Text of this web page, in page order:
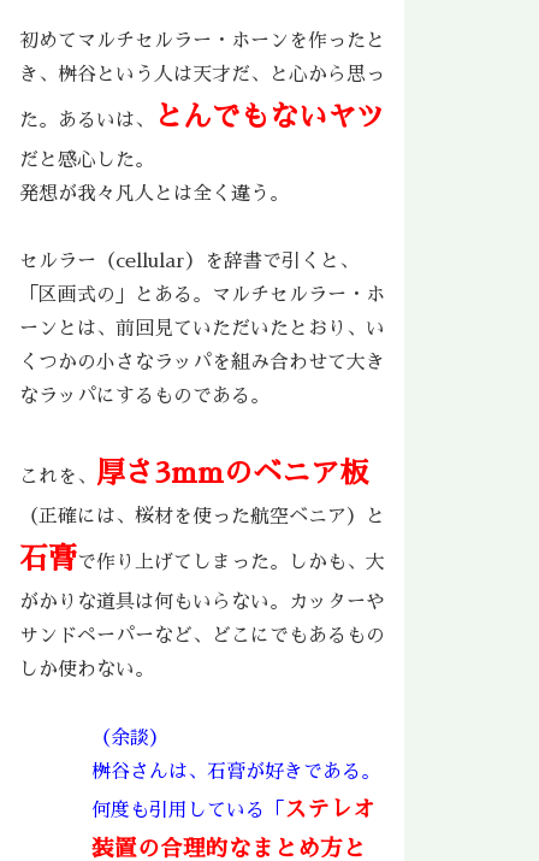
初めてマルチセルラー・ホーンを作ったと
き、桝谷という人は天才だ、と心から思っ
た。あるいは、 とんでもないヤツ
だと感心した。
発想が我々凡人とは全く違う。
セルラー（cellular）を辞書で引くと、
「区画式の」とある。マルチセルラー・ホ
ーンとは、前回見ていただいたとおり、い
くつかの小さなラッパを組み合わせて大き
なラッパにするものである。
これを、 厚さ3mmのベニア板
（正確には、桜材を使った航空ベニア）と
石膏で作り上げてしまった。しかも、大
がかりな道具は何もいらない。カッターや
サンドペーパーなど、どこにでもあるもの
しか使わない。
（余談）
桝谷さんは、石膏が好きである。
何度も引用している「 ステレオ
装置の合理的なまとめ方と